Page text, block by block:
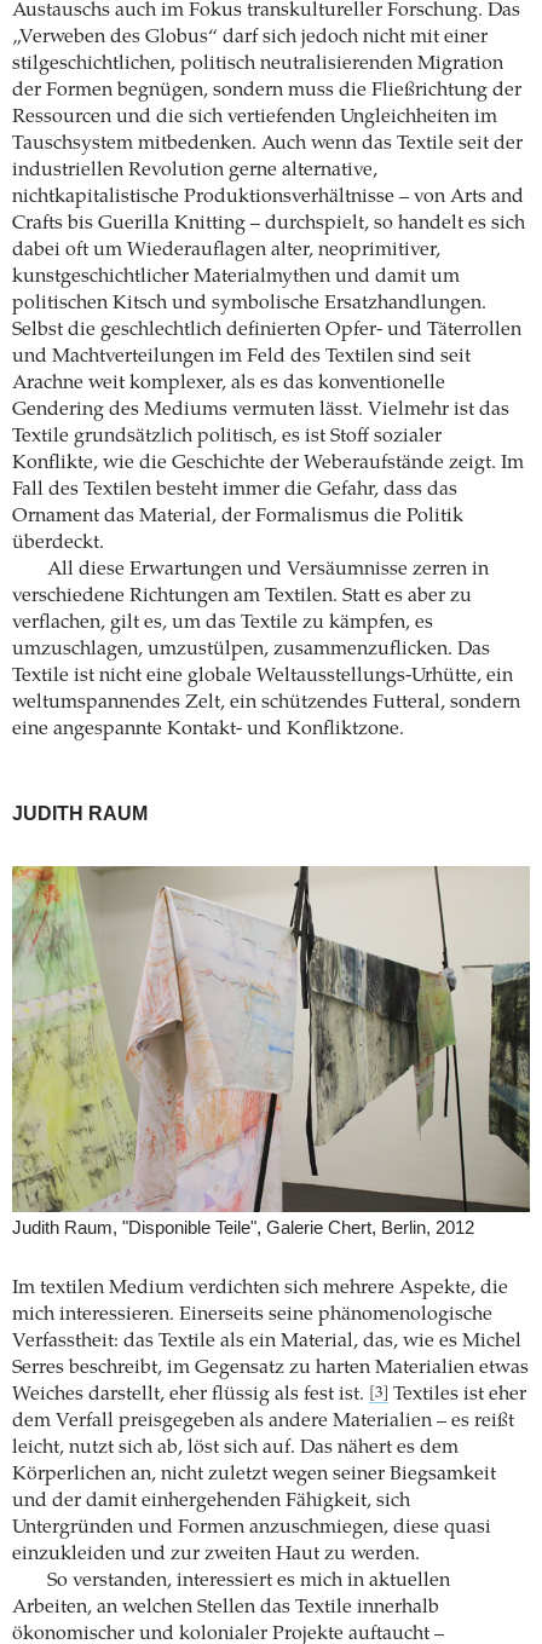
Austauschs auch im Fokus transkultureller Forschung. Das
„Verweben des Globus“ darf sich jedoch nicht mit einer
stilgeschichtlichen, politisch neutralisierenden Migration
der Formen begnügen, sondern muss die Fließrichtung der
Ressourcen und die sich vertiefenden Ungleichheiten im
Tauschsystem mitbedenken. Auch wenn das Textile seit der
industriellen Revolution gerne alternative,
nichtkapitalistische Produktionsverhältnisse – von Arts and
Crafts bis Guerilla Knitting – durchspielt, so handelt es sich
dabei oft um Wiederauflagen alter, neoprimitiver,
kunstgeschichtlicher Materialmythen und damit um
politischen Kitsch und symbolische Ersatzhandlungen.
Selbst die geschlechtlich definierten Opfer- und Täterrollen
und Machtverteilungen im Feld des Textilen sind seit
Arachne weit komplexer, als es das konventionelle
Gendering des Mediums vermuten lässt. Vielmehr ist das
Textile grundsätzlich politisch, es ist Stoff sozialer
Konflikte, wie die Geschichte der Weberaufstände zeigt. Im
Fall des Textilen besteht immer die Gefahr, dass das
Ornament das Material, der Formalismus die Politik
überdeckt.
All diese Erwartungen und Versäumnisse zerren in
verschiedene Richtungen am Textilen. Statt es aber zu
verflachen, gilt es, um das Textile zu kämpfen, es
umzuschlagen, umzustülpen, zusammenzuflicken. Das
Textile ist nicht eine globale Weltausstellungs-Urhütte, ein
weltumspannendes Zelt, ein schützendes Futteral, sondern
eine angespannte Kontakt- und Konfliktzone.
JUDITH RAUM
Judith Raum, "Disponible Teile", Galerie Chert, Berlin, 2012
Im textilen Medium verdichten sich mehrere Aspekte, die
mich interessieren. Einerseits seine phänomenologische
Verfasstheit: das Textile als ein Material, das, wie es Michel
Serres beschreibt, im Gegensatz zu harten Materialien etwas
Weiches darstellt, eher flüssig als fest ist.
[3]
Textiles ist eher
dem Verfall preisgegeben als andere Materialien – es reißt
leicht, nutzt sich ab, löst sich auf. Das nähert es dem
Körperlichen an, nicht zuletzt wegen seiner Biegsamkeit
und der damit einhergehenden Fähigkeit, sich
Untergründen und Formen anzuschmiegen, diese quasi
einzukleiden und zur zweiten Haut zu werden.
So verstanden, interessiert es mich in aktuellen
Arbeiten, an welchen Stellen das Textile innerhalb
ökonomischer und kolonialer Projekte auftaucht –